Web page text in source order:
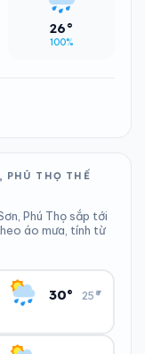
26°
100%
THỌ THẾ
Phú Thọ sắp tới
áo mưa, tính từ
30° 25°
▾